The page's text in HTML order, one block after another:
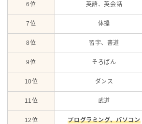
6位 英語、英会話
7位 体操
8位 習字、書道
9位 そろばん
10位 ダンス
11位 武道
12位 プログラミング、パソコン